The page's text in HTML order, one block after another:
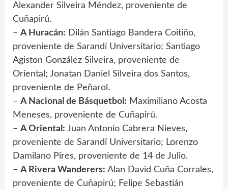
Alexander Silveira Méndez, proveniente de
Cuñapirú.
– A Huracán: Dilán Santiago Bandera Coitiño,
proveniente de Sarandí Universitario; Santiago
Agiston González Silveira, proveniente de
Oriental; Jonatan Daniel Silveira dos Santos,
proveniente de Peñarol.
– A Nacional de Básquetbol: Maximiliano Acosta
Meneses, proveniente de Cuñapirú.
– A Oriental: Juan Antonio Cabrera Nieves,
proveniente de Sarandí Universitario; Lorenzo
Damilano Pires, proveniente de 14 de Julio.
– A Rivera Wanderers: Alan David Cuña Corrales,
proveniente de Cuñapirú; Felipe Sebastián